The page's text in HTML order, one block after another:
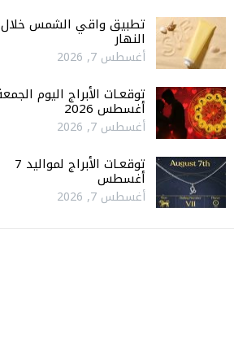
تطبيق واقي الشمس خلال
النهار
أغسطس 7, 2026
أغسطس 2026
أغسطس 7, 2026
توقعـات الأبراج لمواليد 7
أغسطس
أغسطس 7, 2026